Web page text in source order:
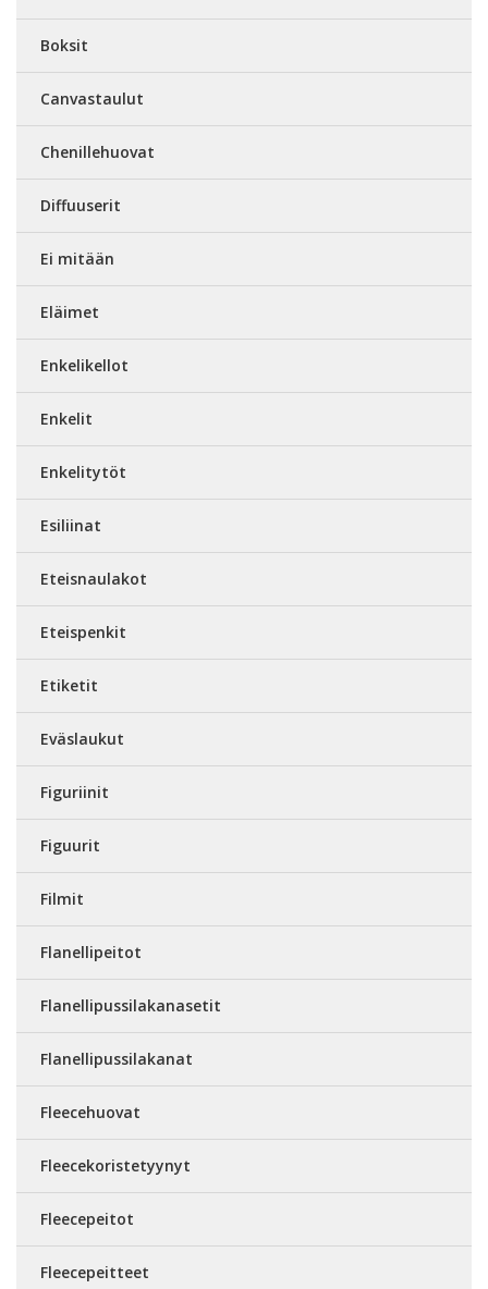
Boksit
Canvastaulut
Chenillehuovat
Diffuuserit
Ei mitään
Eläimet
Enkelikellot
Enkelit
Enkelitytöt
Esiliinat
Eteisnaulakot
Eteispenkit
Etiketit
Eväslaukut
Figuriinit
Figuurit
Filmit
Flanellipeitot
Flanellipussilakanasetit
Flanellipussilakanat
Fleecehuovat
Fleecekoristetyynyt
Fleecepeitot
Fleecepeitteet